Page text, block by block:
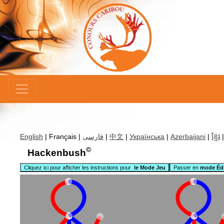
English | Français | فارسی | 中文 | Українська | Azerbaijani | ខ្មែរ
Hackenbush©
Cliquez ici pour afficher les instructions pour le Mode Jeu Passer en mode